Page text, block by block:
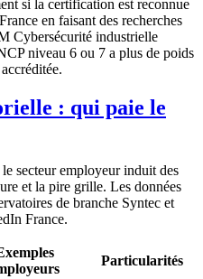
si la certification est reconnue
en faisant des recherches
Cybersécurité industrielle
niveau 6 ou 7 a plus de poids
: qui paie le
secteur employeur induit des
et la pire grille. Les données
de branche Syntec et
France.
Particularités